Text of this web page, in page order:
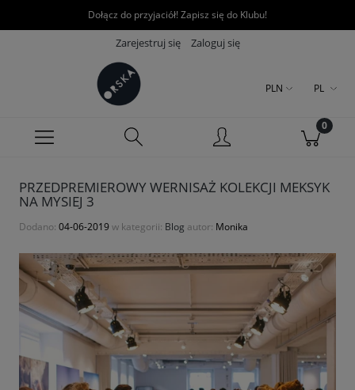
Dołącz do przyjaciół! Zapisz się do Klubu!
Zarejestruj się Zaloguj się
PLN PL
PRZEDPREMIEROWY WERNISAŻ KOLEKCJI MEKSYK
NA MYSIEJ 3
Dodano: 04-06-2019w kategorii: Blog autor: Monika